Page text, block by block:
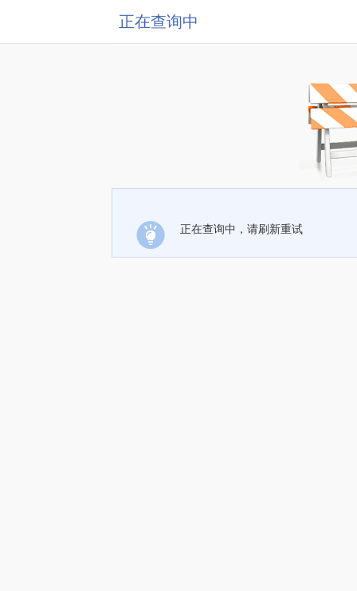
正在查询中
正在查询中，请刷新重试